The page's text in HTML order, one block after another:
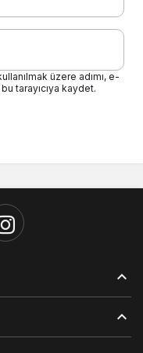
üzere adımı, e-
tarayıcıya kaydet.